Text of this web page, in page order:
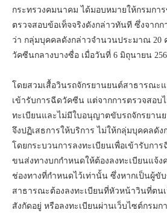
กระทรวงคมนาคม ได้มอบหมายให้กรมกา
ตรวจสอบข้อเท็จจริงดังกล่าวทันที ซึ่งจาก
ว่า กลุ่มบุคคลดังกล่าวจำนวนประมาณ 20
วัคซีนกลางบางซื่อ เมื่อวันที่ 6 มิถุนายน
โดยสวมเสื้อวินรถจักรยานยนต์สาธารณะ
เข้ารับการฉีดวัคซีน แต่จากการตรวจสอบ
ทะเบียนและไม่มีใบอนุญาตขับรถจักรยาน
จึงปฏิเสธการให้บริการ ไม่ให้กลุ่มบุคคลดั
โดยกระบวนการลงทะเบียนเพื่อเข้ารับกา
ขนส่งทางบกกำหนดให้ต้องลงทะเบียนแจ้
ช่องทางที่กำหนดไว้เท่านั้น ซึ่งหากเป็นผู้ขั
สาธารณะต้องลงทะเบียนที่หัวหน้าวินที่ตน
สังกัดอยู่ หรือลงทะเบียนผ่านเว็บไซต์กรมก